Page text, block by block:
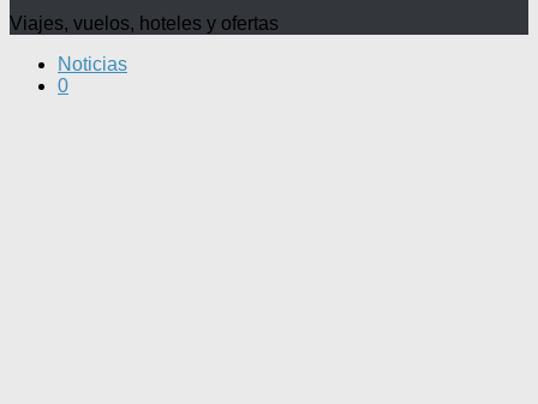
Viajes, vuelos, hoteles y ofertas
Noticias
0